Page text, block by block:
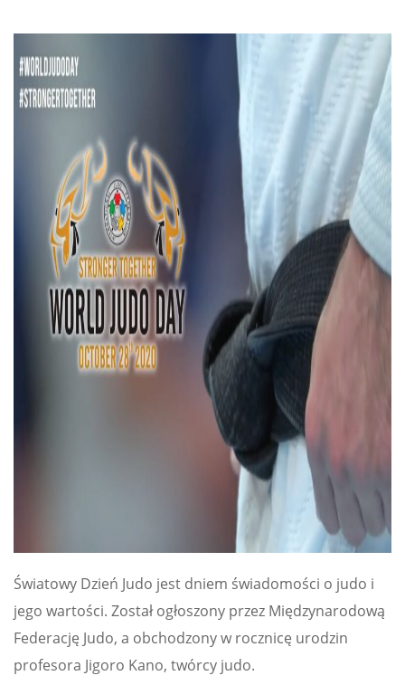
Światowy Dzień Judo jest dniem świadomości o judo i
jego wartości. Został ogłoszony przez Międzynarodową
Federację Judo, a obchodzony w rocznicę urodzin
profesora Jigoro Kano, twórcy judo.